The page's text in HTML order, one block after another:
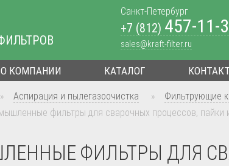
Санкт-Петербург
+7 (812) 457-11-
sales@kraft-filter.ru
О КОМПАНИИ КАТАЛОГ
» Аспирация и пылегазоочистка »
Фильтрующие
фильтры для сварочных процессов, пайки
ФИЛЬТРЫ ДЛЯ